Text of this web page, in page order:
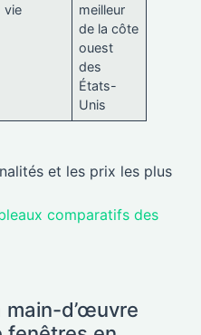
vie
meilleur
de la côte
ouest
des
États-
Unis
et les prix les plus
comparatifs des
main-d’œuvre